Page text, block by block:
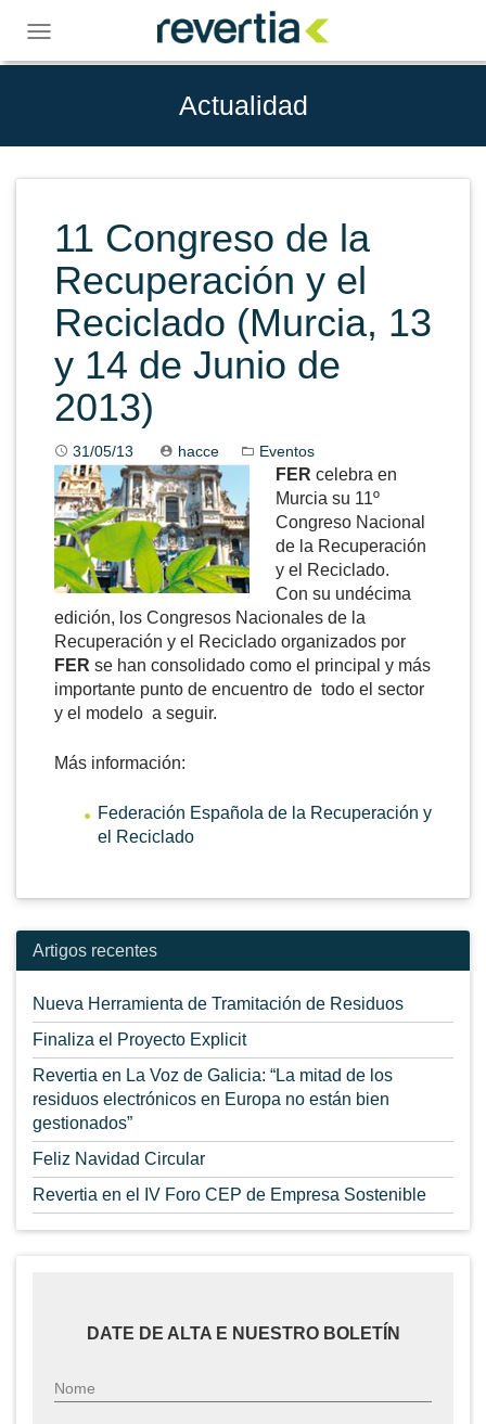
content
Toggle
navigation
Actualidad
11 Congreso de la
Recuperación y el
Reciclado (Murcia, 13
y 14 de Junio de
2013)
31/05/13 hacce Eventos
FER celebra en
Murcia su 11º
Congreso Nacional
de la Recuperación
y el Reciclado.
Con su undécima
edición, los Congresos Nacionales de la
Recuperación y el Reciclado organizados por
FER se han consolidado como el principal y más
importante punto de encuentro de todo el sector
y el modelo a seguir.
Más información:
Federación Española de la Recuperación y
el Reciclado
Artigos recentes
Nueva Herramienta de Tramitación de Residuos
Finaliza el Proyecto Explicit
Revertia en La Voz de Galicia: “La mitad de los
residuos electrónicos en Europa no están bien
gestionados”
Feliz Navidad Circular
Revertia en el IV Foro CEP de Empresa Sostenible
DATE DE ALTA E NUESTRO BOLETÍN
Nome